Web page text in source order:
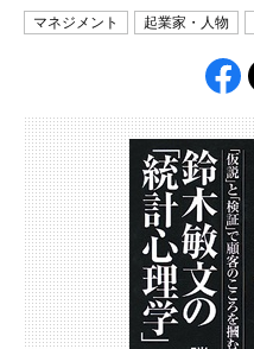
マネジメント 起業家・人物